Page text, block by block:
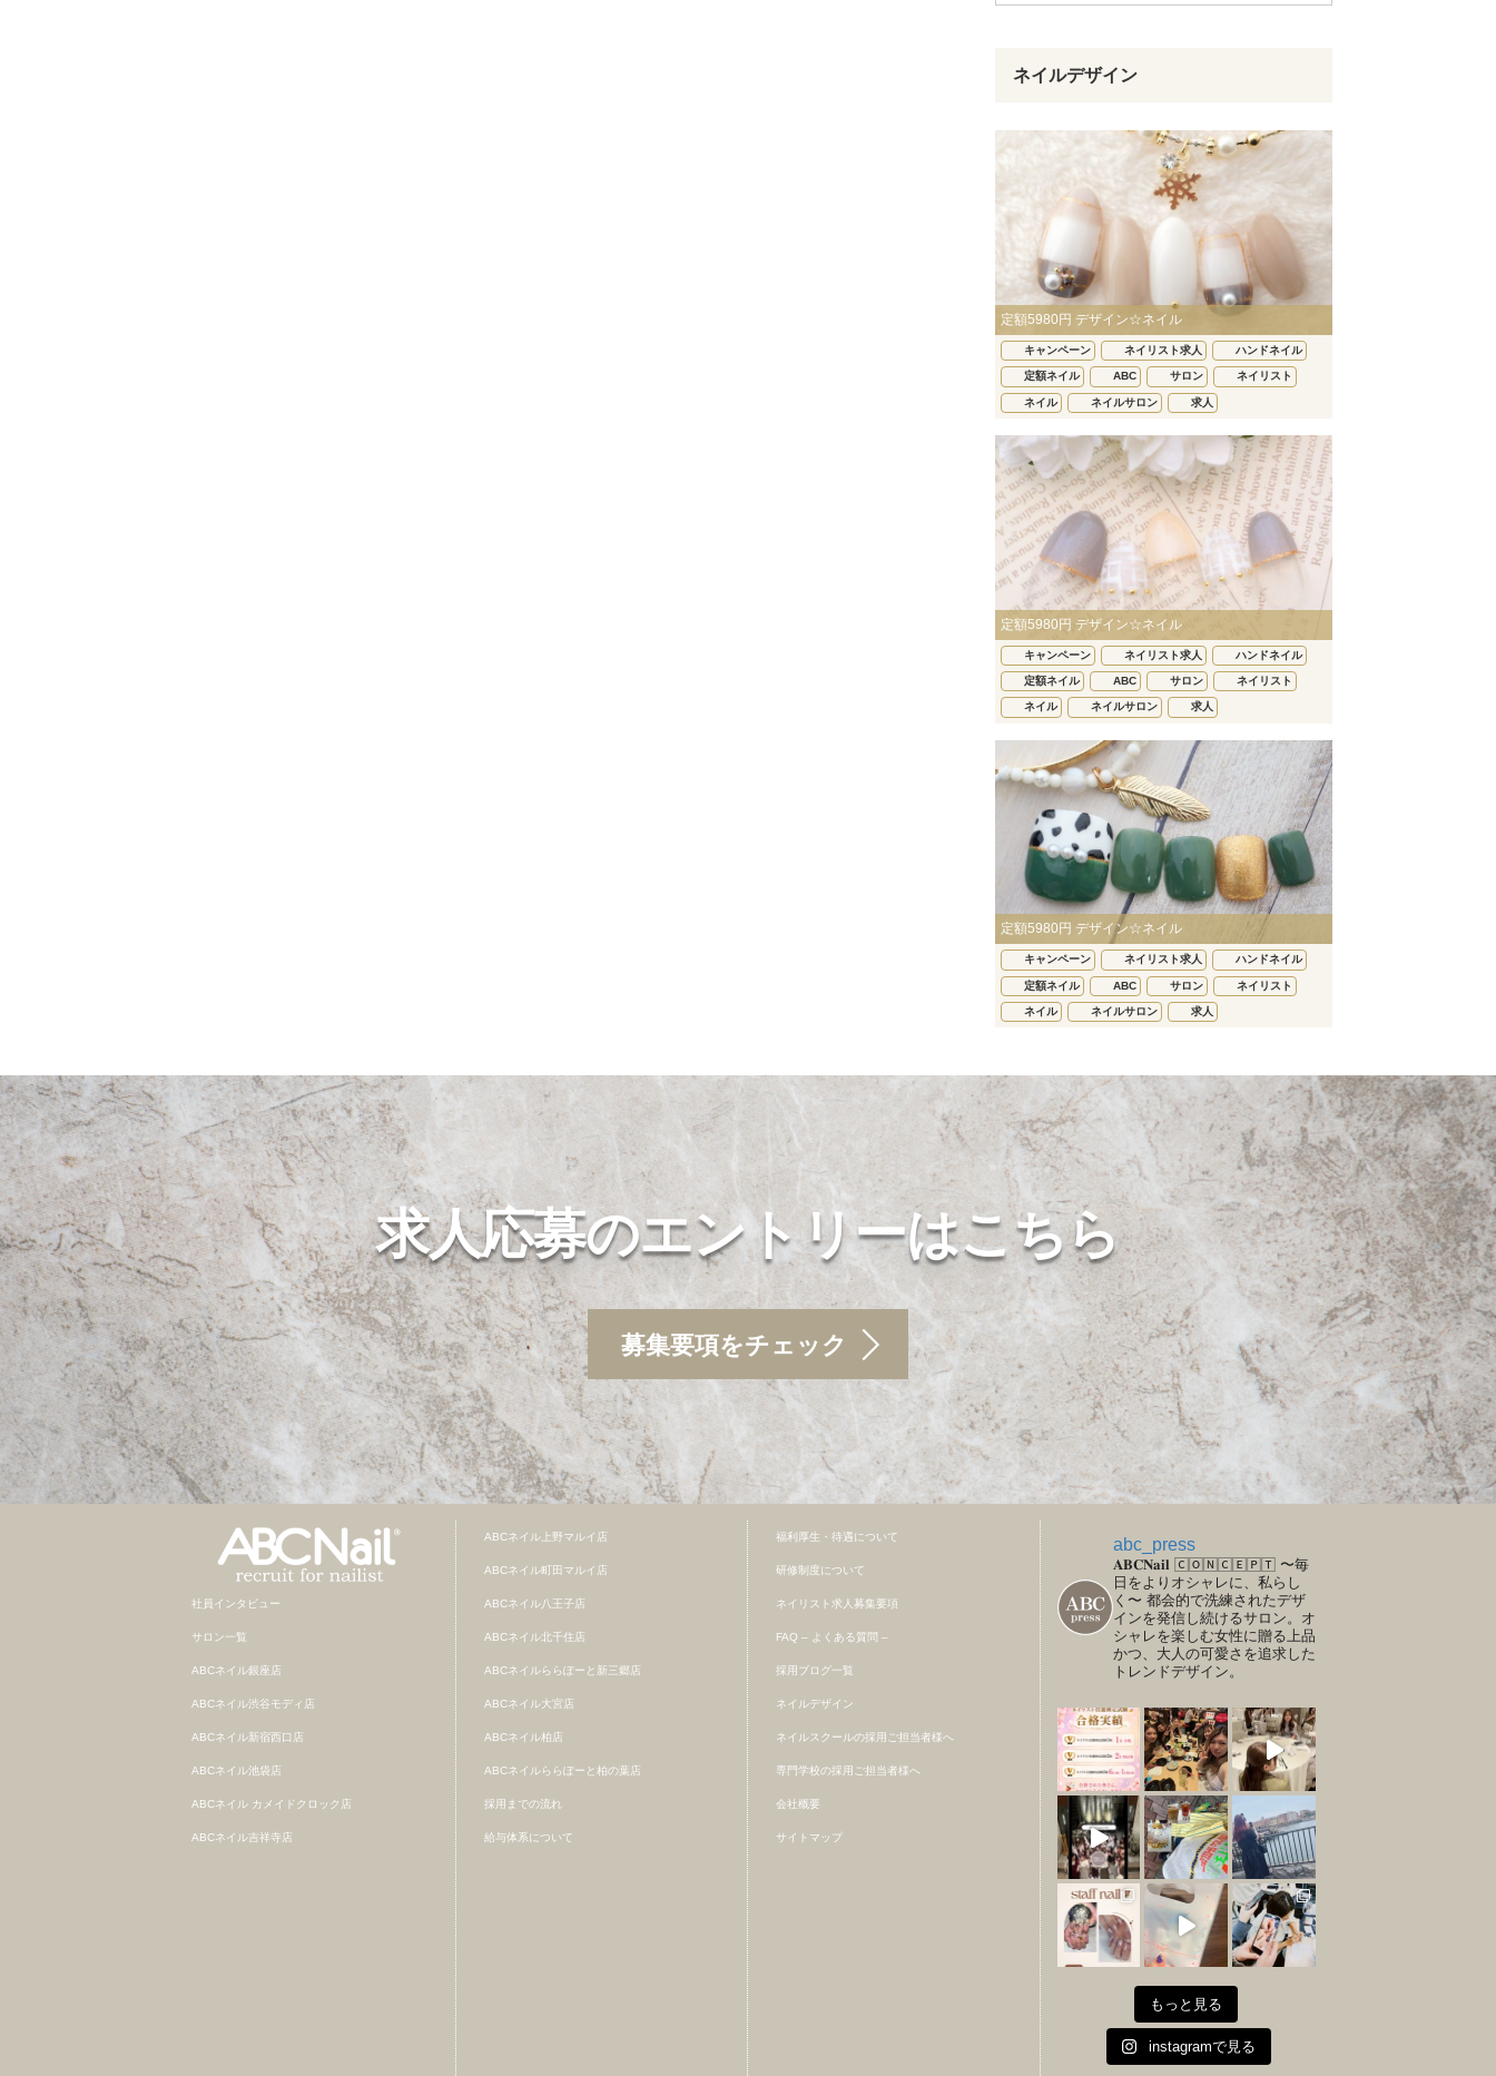
ネイルデザイン
定額5980円 デザイン☆ネイル
キャンペーン ネイリスト求人 ハンドネイル
定額ネイル ABC サロン ネイリスト
ネイル ネイルサロン 求人
定額5980円 デザイン☆ネイル
キャンペーン ネイリスト求人 ハンドネイル
定額ネイル ABC サロン ネイリスト
ネイル ネイルサロン 求人
定額5980円 デザイン☆ネイル
キャンペーン ネイリスト求人 ハンドネイル
定額ネイル ABC サロン ネイリスト
ネイル ネイルサロン 求人
求人応募のエントリーはこちら
募集要項をチェック
社員インタビュー
サロン一覧
ABCネイル銀座店
ABCネイル渋谷モディ店
ABCネイル新宿西口店
ABCネイル池袋店
ABCネイル カメイドクロック店
ABCネイル吉祥寺店
ABCネイル上野マルイ店
ABCネイル町田マルイ店
ABCネイル八王子店
ABCネイル北千住店
ABCネイルららぽーと新三郷店
ABCネイル大宮店
ABCネイル柏店
ABCネイルららぽーと柏の葉店
採用までの流れ
給与体系について
福利厚生・待遇について
研修制度について
ネイリスト求人募集要項
FAQ – よくある質問 –
採用ブログ一覧
ネイルデザイン
ネイルスクールの採用ご担当者様へ
専門学校の採用ご担当者様へ
会社概要
サイトマップ
abc_press
𝐀𝐁𝐂𝐍𝐚𝐢𝐥 🄲🄾🄽🄲🄴🄿🅃 〜毎
日をよりオシャレに、私らし
く〜 都会的で洗練されたデザ
インを発信し続けるサロン。オ
シャレを楽しむ女性に贈る上品
かつ、大人の可愛さを追求した
トレンドデザイン。
もっと見る
instagramで見る